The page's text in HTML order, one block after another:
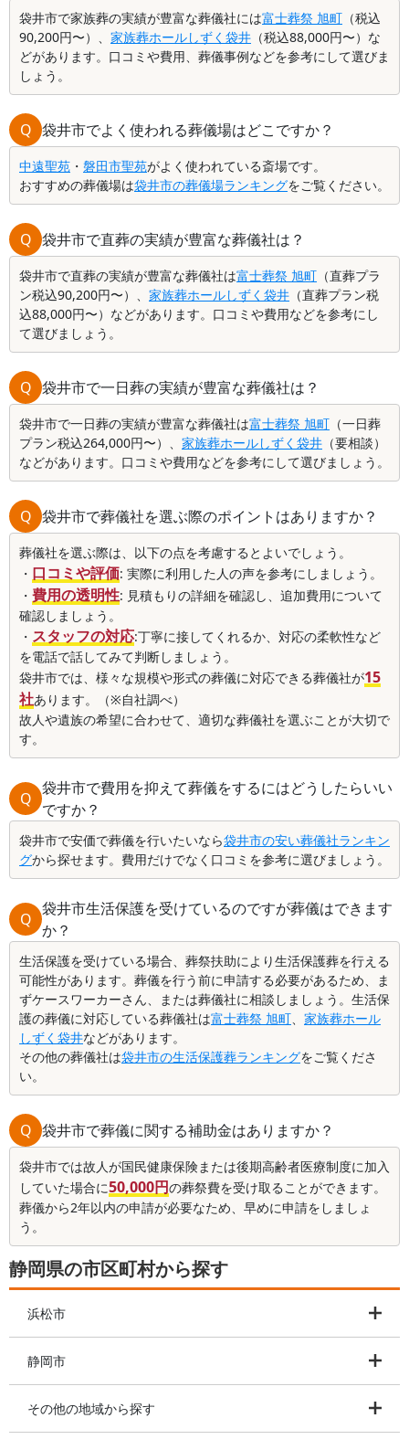
袋井市で家族葬の実績が豊富な葬儀社には富士葬祭 旭町 （税込
90,200円〜）、 家族葬ホールしずく袋井 （税込88,000円〜）な
どがあります。口コミや費用、葬儀事例などを参考にして選びま
しょう。
Q 袋井市でよく使われる葬儀場はどこですか？
中遠聖苑 ・ 磐田市聖苑がよく使われている斎場です。
おすすめの葬儀場は袋井市の葬儀場ランキングをご覧ください。
Q 袋井市で直葬の実績が豊富な葬儀社は？
袋井市で直葬の実績が豊富な葬儀社は富士葬祭 旭町 （直葬プラ
ン税込90,200円〜）、 家族葬ホールしずく袋井 （直葬プラン税
込88,000円〜）などがあります。口コミや費用などを参考にし
て選びましょう。
Q 袋井市で一日葬の実績が豊富な葬儀社は？
袋井市で一日葬の実績が豊富な葬儀社は富士葬祭 旭町 （一日葬
プラン税込264,000円〜）、 家族葬ホールしずく袋井 （要相談）
などがあります。口コミや費用などを参考にして選びましょう。
Q 袋井市で葬儀社を選ぶ際のポイントはありますか？
葬儀社を選ぶ際は、以下の点を考慮するとよいでしょう。
・ 口コミや評価: 実際に利用した人の声を参考にしましょう。
・ 費用の透明性: 見積もりの詳細を確認し、追加費用について
確認しましょう。
・ スタッフの対応:丁寧に接してくれるか、対応の柔軟性など
を電話で話してみて判断しましょう。
袋井市では、様々な規模や形式の葬儀に対応できる葬儀社が15
社あります。（※自社調べ）
故人や遺族の希望に合わせて、適切な葬儀社を選ぶことが大切で
す。
Q
袋井市で費用を抑えて葬儀をするにはどうしたらいい
ですか？
袋井市で安価で葬儀を行いたいなら袋井市の安い葬儀社ランキン
グから探せます。費用だけでなく口コミを参考に選びましょう。
Q
袋井市生活保護を受けているのですが葬儀はできます
か？
生活保護を受けている場合、葬祭扶助により生活保護葬を行える
可能性があります。葬儀を行う前に申請する必要があるため、ま
ずケースワーカーさん、または葬儀社に相談しましょう。生活保
護の葬儀に対応している葬儀社は富士葬祭 旭町
家族葬ホール
しずく袋井などがあります。
その他の葬儀社は袋井市の生活保護葬ランキングをご覧くださ
い。
Q 袋井市で葬儀に関する補助金はありますか？
袋井市では故人が国民健康保険または後期高齢者医療制度に加入
していた場合に50,000円の葬祭費を受け取ることができます。
葬儀から2年以内の申請が必要なため、早めに申請をしましょ
う。
静岡県の市区町村から探す
浜松市
静岡市
その他の地域から探す